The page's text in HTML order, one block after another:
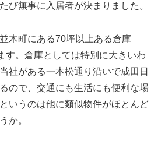
び無事に入居者が決まりました。
木町にある70坪以上ある倉庫
す。倉庫としては特別に大きいわ
社がある一本松通り沿いで成田日
ので、交通にも生活にも便利な場
いうのは他に類似物件がほとんど
か。